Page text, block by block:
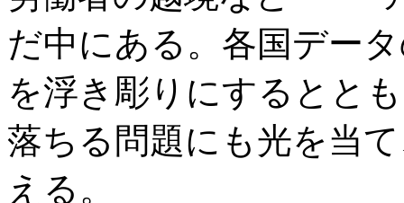
だ中にある。各国デー
を浮き彫りにするとと
落ちる問題にも光を当
える。